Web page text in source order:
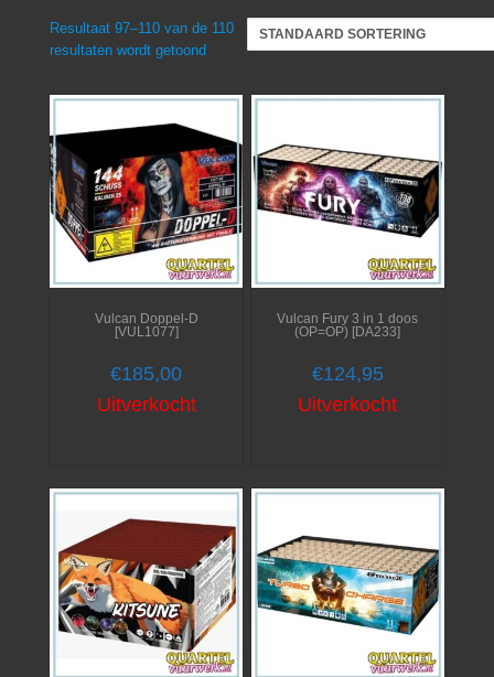
Resultaat 97–110 van de 110
resultaten wordt getoond
Vulcan Doppel-D
[VUL1077]
€185,00
Uitverkocht
Vulcan Fury 3 in 1 doos
(OP=OP) [DA233]
€124,95
Uitverkocht